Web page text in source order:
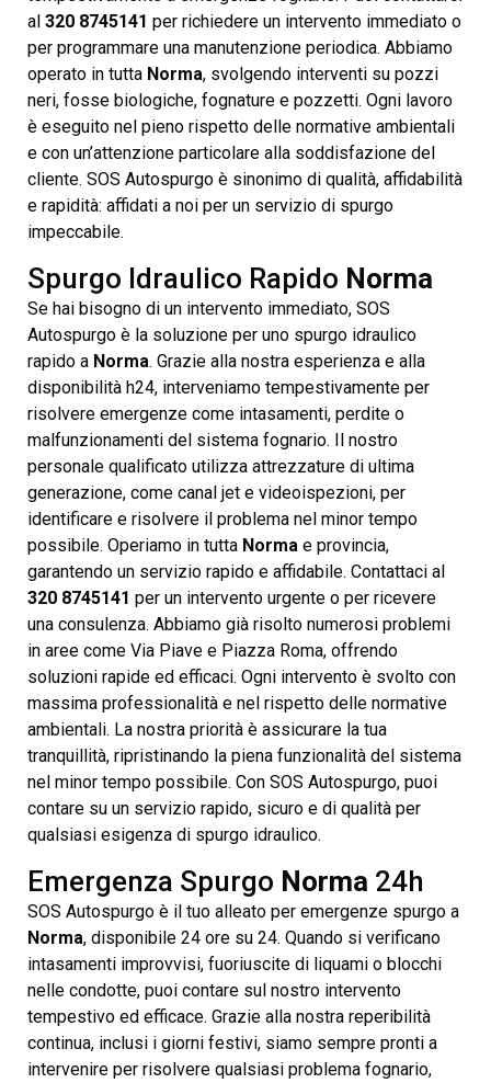
al 320 8745141 per richiedere un intervento immediato o
per programmare una manutenzione periodica. Abbiamo
operato in tutta Norma, svolgendo interventi su pozzi
neri, fosse biologiche, fognature e pozzetti. Ogni lavoro
è eseguito nel pieno rispetto delle normative ambientali
e con un’attenzione particolare alla soddisfazione del
cliente. SOS Autospurgo è sinonimo di qualità, affidabilità
e rapidità: affidati a noi per un servizio di spurgo
impeccabile.
Spurgo Idraulico Rapido Norma
Se hai bisogno di un intervento immediato, SOS
Autospurgo è la soluzione per uno spurgo idraulico
rapido a Norma. Grazie alla nostra esperienza e alla
disponibilità h24, interveniamo tempestivamente per
risolvere emergenze come intasamenti, perdite o
malfunzionamenti del sistema fognario. Il nostro
personale qualificato utilizza attrezzature di ultima
generazione, come canal jet e videoispezioni, per
identificare e risolvere il problema nel minor tempo
possibile. Operiamo in tutta Norma e provincia,
garantendo un servizio rapido e affidabile. Contattaci al
320 8745141 per un intervento urgente o per ricevere
una consulenza. Abbiamo già risolto numerosi problemi
in aree come Via Piave e Piazza Roma, offrendo
soluzioni rapide ed efficaci. Ogni intervento è svolto con
massima professionalità e nel rispetto delle normative
ambientali. La nostra priorità è assicurare la tua
tranquillità, ripristinando la piena funzionalità del sistema
nel minor tempo possibile. Con SOS Autospurgo, puoi
contare su un servizio rapido, sicuro e di qualità per
qualsiasi esigenza di spurgo idraulico.
Emergenza Spurgo Norma 24h
SOS Autospurgo è il tuo alleato per emergenze spurgo a
Norma, disponibile 24 ore su 24. Quando si verificano
intasamenti improvvisi, fuoriuscite di liquami o blocchi
nelle condotte, puoi contare sul nostro intervento
tempestivo ed efficace. Grazie alla nostra reperibilità
continua, inclusi i giorni festivi, siamo sempre pronti a
intervenire per risolvere qualsiasi problema fognario,